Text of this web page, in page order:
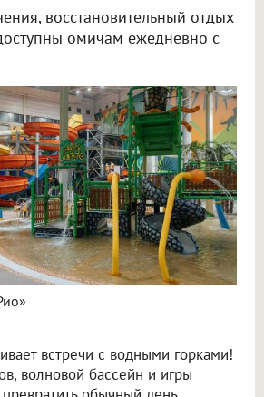
восстановительный отдых
омичам ежедневно с
встречи с водными горками!
волновой бассейн и игры